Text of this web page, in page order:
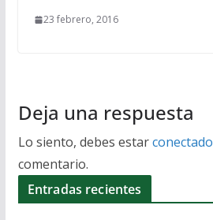
23 febrero, 2016
Deja una respuesta
Lo siento, debes estarconectado
comentario.
Entradas recientes